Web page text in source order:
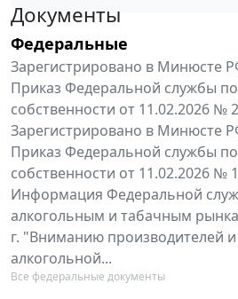
Документы
Федеральные
Зарегистрировано в Минюсте
Приказ Федеральной службы
собственности от 11.02.2026 №
Зарегистрировано в Минюсте
Приказ Федеральной службы
собственности от 11.02.2026 №
Информация Федеральной
алкогольным и табачным
г. "Вниманию производителей
алкогольной...
Все федеральные документы